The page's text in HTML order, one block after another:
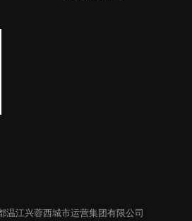
温江兴蓉西城市运营集团有限公司